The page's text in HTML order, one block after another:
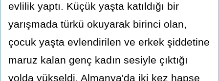
evlilik yaptı. Küçük yaşta katıldığı bir
yarışmada türkü okuyarak birinci olan,
çocuk yaşta evlendirilen ve erkek şiddetine
maruz kalan genç kadın sesiyle çıktığı
yolda yükseldi, Almanya'da iki kez hapse